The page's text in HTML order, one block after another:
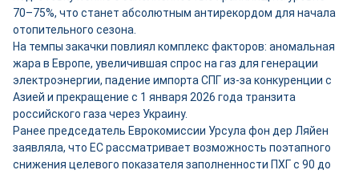
70–75%, что станет абсолютным антирекордом для начала
отопительного сезона.
На темпы закачки повлиял комплекс факторов: аномальная
жара в Европе, увеличившая спрос на газ для генерации
электроэнергии, падение импорта СПГ из-за конкуренции с
Азией и прекращение с 1 января 2026 года транзита
российского газа через Украину.
Ранее председатель Еврокомиссии Урсула фон дер Ляйен
заявляла, что ЕС рассматривает возможность поэтапного
снижения целевого показателя заполненности ПХГ с 90 до